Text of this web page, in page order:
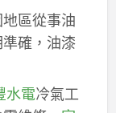
區從事油
確，油漆
水電冷氣工